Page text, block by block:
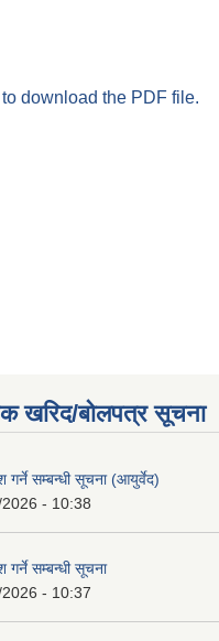
download the PDF file.
खरिद/बोलपत्र सूचना
गर्ने सम्बन्धी सूचना (आयुर्वेद)
- 10:38
गर्ने सम्बन्धी सूचना
- 10:37